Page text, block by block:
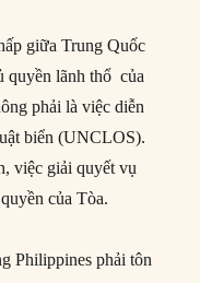
giữa Trung Quốc
quyền lãnh thổ của
phải là việc diễn
biển (UNCLOS).
việc giải quyết vụ
của Tòa.
Philippines phải tôn